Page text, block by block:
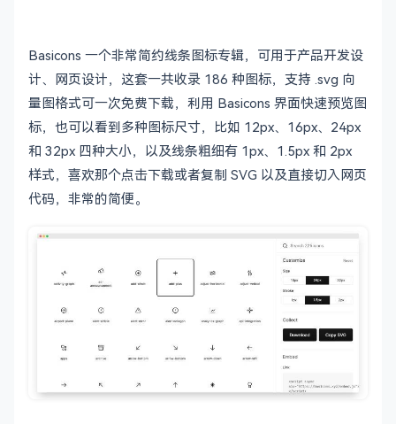
Basicons 一个非常简约线条图标专辑，可用于产品开发设
计、网页设计，这套一共收录 186 种图标，支持 .svg 向
量图格式可一次免费下载，利用 Basicons 界面快速预览图
标，也可以看到多种图标尺寸，比如 12px、16px、24px
和 32px 四种大小，以及线条粗细有 1px、1.5px 和 2px
样式，喜欢那个点击下载或者复制 SVG 以及直接切入网页
代码，非常的简便。